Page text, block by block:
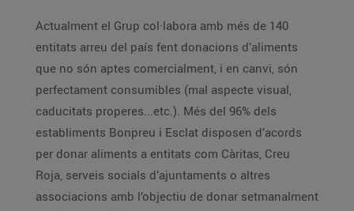
Actualment el Grup col·labora amb més de 140
entitats arreu del país fent donacions d’aliments
que no són aptes comercialment, i en canvi, són
perfectament consumibles (mal aspecte visual,
caducitats properes...etc.). Més del 96% dels
establiments Bonpreu i Esclat disposen d’acords
per donar aliments a entitats com Càritas, Creu
Roja, serveis socials d’ajuntaments o altres
associacions amb l’objectiu de donar setmanalment